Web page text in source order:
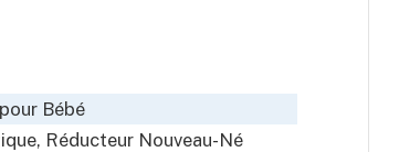
Bébé
Réducteur Nouveau-Né